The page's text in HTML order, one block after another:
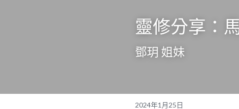
靈修分享：
鄧玥 姐妹
2024年1月25日